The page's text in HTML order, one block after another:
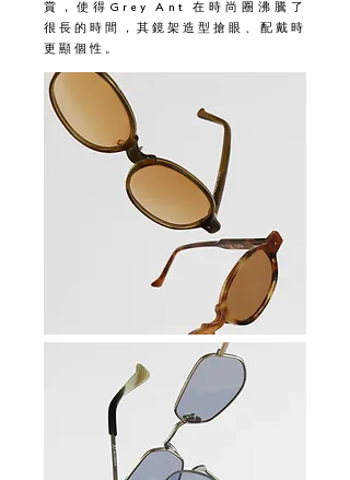
賞，使得 Grey Ant 在時尚圈沸騰了
很長的時間，其鏡架造型搶眼、配戴時
更顯個性。